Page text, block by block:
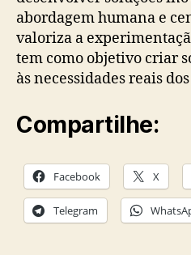
abordagem humana e
valoriza a
tem como objetivo criar
às necessidades reais
Compartilhe:
Facebook X
Telegram